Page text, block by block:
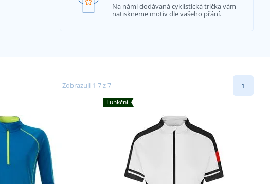
Na námi dodávaná cyklistická trička vám
natiskneme motiv dle vašeho přání.
Zobrazuji 1-7 z 7 1
Funkční